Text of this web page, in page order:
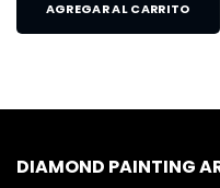
AGREGAR AL CARRITO
DIAMOND PAINTING